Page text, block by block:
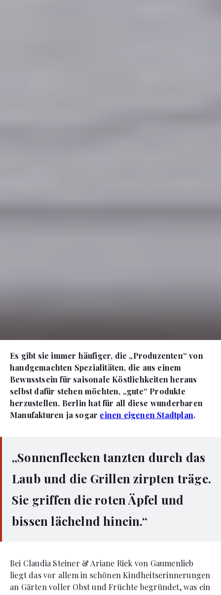
Es gibt sie immer häufiger, die „Produzenten“ von
handgemachten Spezialitäten, die aus einem
Bewusstsein für saisonale Köstlichkeiten heraus
selbst dafür stehen möchten, „gute“ Produkte
herzustellen. Berlin hat für all diese wunderbaren
Manufakturen ja sogar einen eigenen Stadtplan.
„Sonnenflecken tanzten durch das
Laub und die Grillen zirpten träge.
Sie griffen die roten Äpfel und
bissen lächelnd hinein.“
Bei Claudia Steiner & Ariane Riek von Gaumenlieb
liegt das vor allem in schönen Kindheitserinnerungen
an Gärten voller Obst und Früchte begründet, was ein